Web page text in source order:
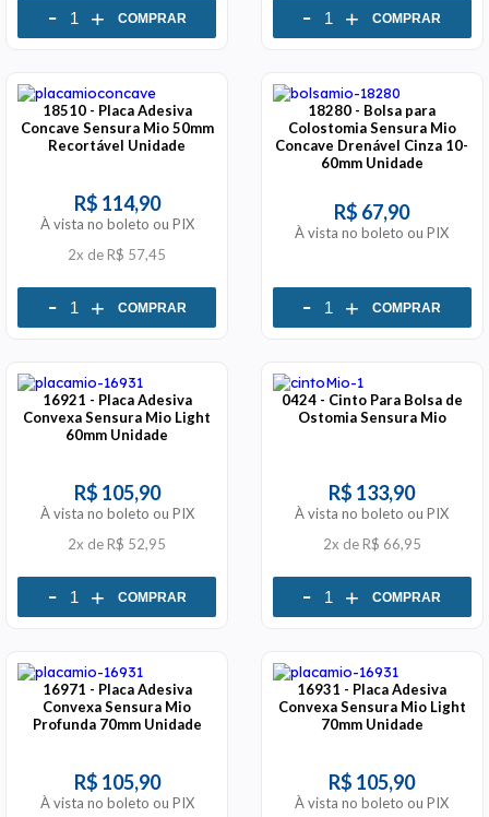
- + COMPRAR - + COMPRAR
18510 - Placa Adesiva
Concave Sensura Mio 50mm
Recortável Unidade
R$ 114,90
À vista no boleto ou PIX
2x de R$ 57,45
- + COMPRAR
18280 - Bolsa para
Colostomia Sensura Mio
Concave Drenável Cinza 10-
60mm Unidade
R$ 67,90
À vista no boleto ou PIX
- + COMPRAR
16921 - Placa Adesiva
Convexa Sensura Mio Light
60mm Unidade
R$ 105,90
À vista no boleto ou PIX
2x de R$ 52,95
- + COMPRAR
0424 - Cinto Para Bolsa de
Ostomia Sensura Mio
R$ 133,90
À vista no boleto ou PIX
2x de R$ 66,95
- + COMPRAR
16971 - Placa Adesiva
Convexa Sensura Mio
Profunda 70mm Unidade
R$ 105,90
À vista no boleto ou PIX
16931 - Placa Adesiva
Convexa Sensura Mio Light
70mm Unidade
R$ 105,90
À vista no boleto ou PIX